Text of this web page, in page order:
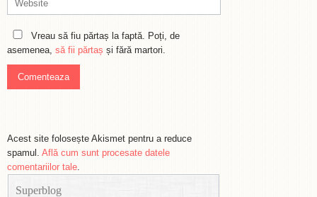
Vreau să fiu părtaș la faptă. Poți, de
asemenea, să fii părtaș și fără martori.
Acest site folosește Akismet pentru a reduce
spamul. Află cum sunt procesate datele
comentariilor tale.
Superblog